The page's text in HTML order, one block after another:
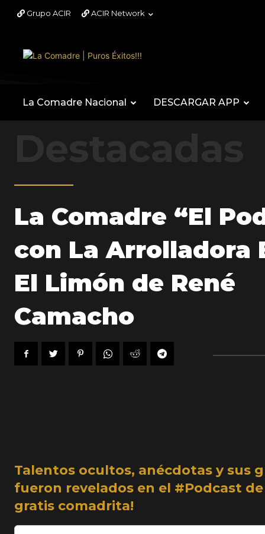
Grupo ACIR ACIR Network
La Comadre Nacional DESCARGAR APP
La Comadre “El
con La Arrolladora
El Limón de René
Camacho
Talentos ocultos, anécdotas y sus
fueron revelados en el #Podcast de
gratis comadrita!